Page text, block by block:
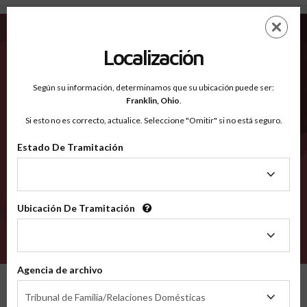
King George VA - Condados Reconocidos
EN
Condados Reconocidos
2600
Localización
Según su información, determinamos que su ubicación puede ser:
Franklin, Ohio.
Si esto no es correcto, actualice. Seleccione "Omitir" si no está seguro.
Estado De Tramitación
Tramitación
Ubicación De Tramitación
Tramitación
Agencia de archivo
Tribunal de Familia/Relaciones Domésticas
de